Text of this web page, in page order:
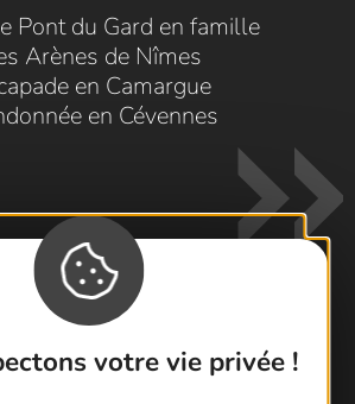
votre vie privée !
Pont du Gard en famille
Arènes de Nîmes
en Camargue
en Cévennes
Contactez-nous !